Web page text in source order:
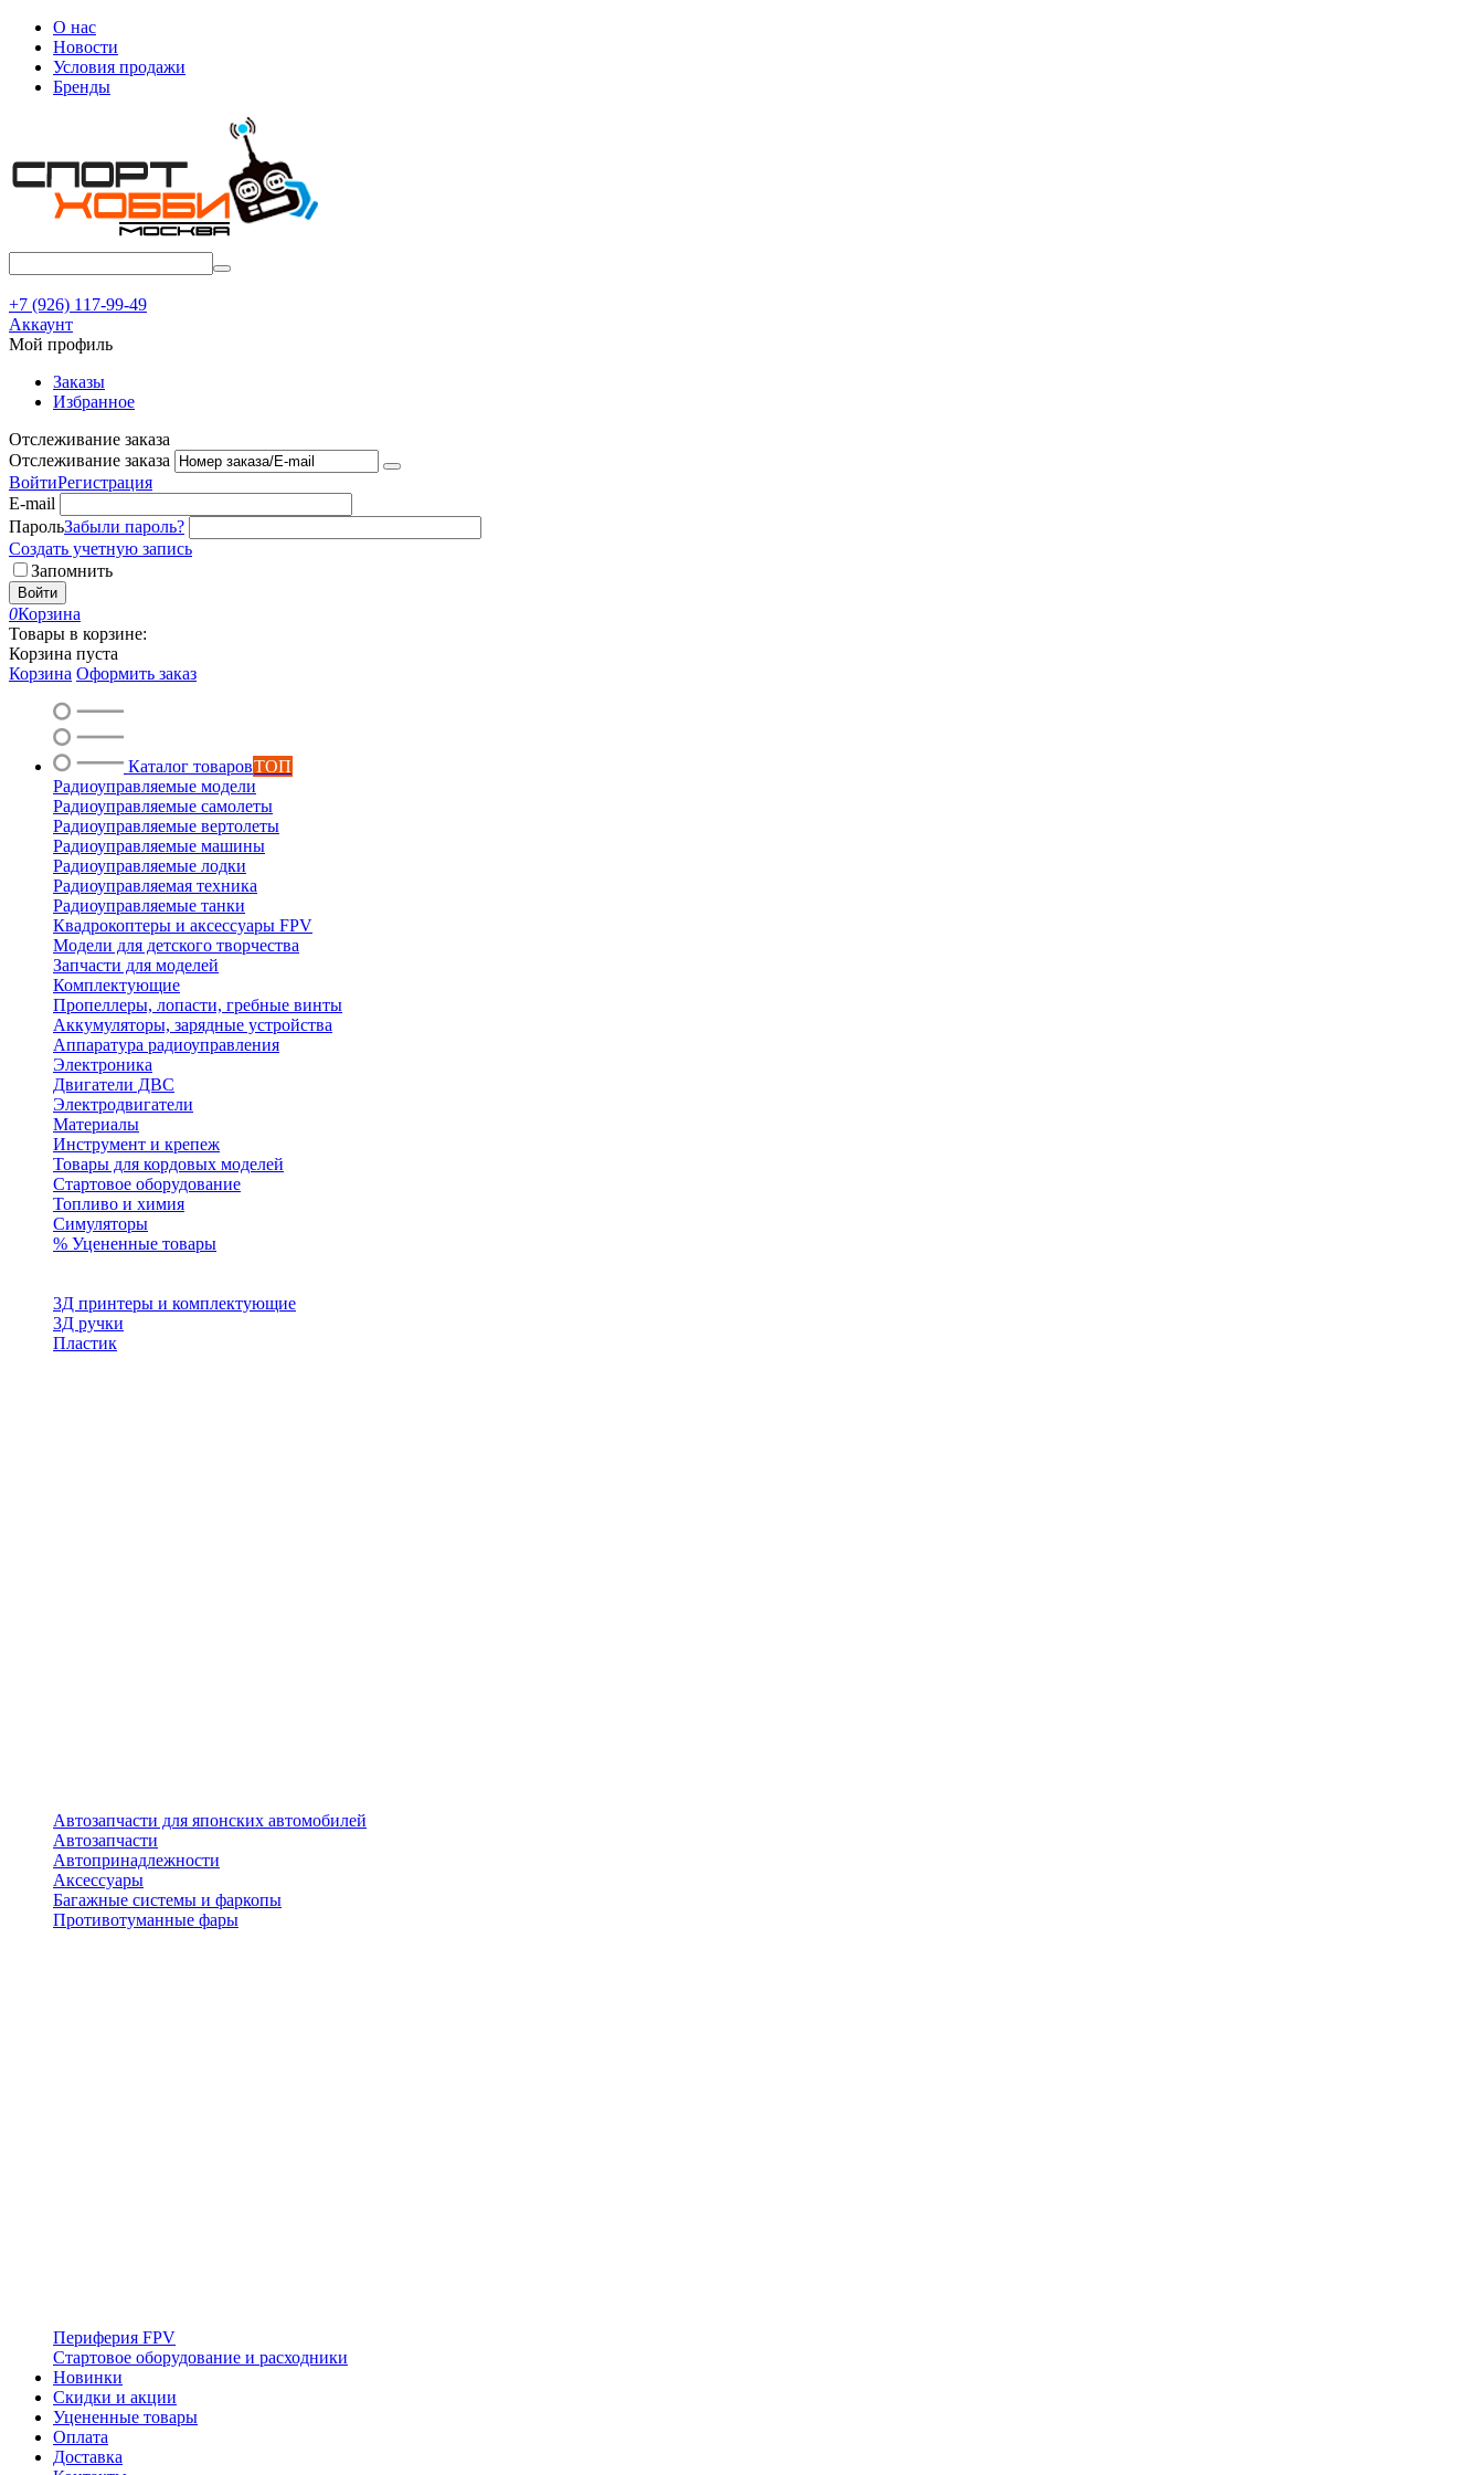
О нас
Новости
Условия продажи
Бренды
+7 (926) 117-99-49
Аккаунт
Мой профиль
Заказы
Избранное
Отслеживание заказа
Отслеживание заказа
ВойтиРегистрация
E-mail
ПарольЗабыли пароль?
Создать учетную запись
Запомнить
Войти
0Корзина
Товары в корзине:
Корзина пуста
Корзина Оформить заказ
Каталог товаровТОП
Радиоуправляемые модели
Радиоуправляемые самолеты
Радиоуправляемые вертолеты
Радиоуправляемые машины
Радиоуправляемые лодки
Радиоуправляемая техника
Радиоуправляемые танки
Квадрокоптеры и аксессуары FPV
Модели для детского творчества
Запчасти для моделей
Комплектующие
Пропеллеры, лопасти, гребные винты
Аккумуляторы, зарядные устройства
Аппаратура радиоуправления
Электроника
Двигатели ДВС
Электродвигатели
Материалы
Инструмент и крепеж
Товары для кордовых моделей
Стартовое оборудование
Топливо и химия
Симуляторы
% Уцененные товары
3Д принтеры и комплектующие
3Д ручки
Пластик
Автозапчасти для японских автомобилей
Автозапчасти
Автопринадлежности
Аксессуары
Багажные системы и фаркопы
Противотуманные фары
Периферия FPV
Стартовое оборудование и расходники
Новинки
Скидки и акции
Уцененные товары
Оплата
Доставка